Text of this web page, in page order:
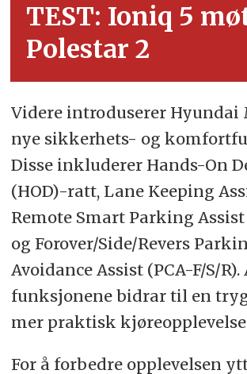
TEST: Ioniq 5
Polestar 2
Videre introduserer Hyundai
nye sikkerhets- og
Disse inkluderer Hands-On
(HOD)-ratt, Lane Keeping
Remote Smart Parking Assist
og Forover/Side/Revers
Avoidance Assist (PCA-F/S/
funksjonene bidrar til en
mer praktisk
For å forbedre opplevelsen